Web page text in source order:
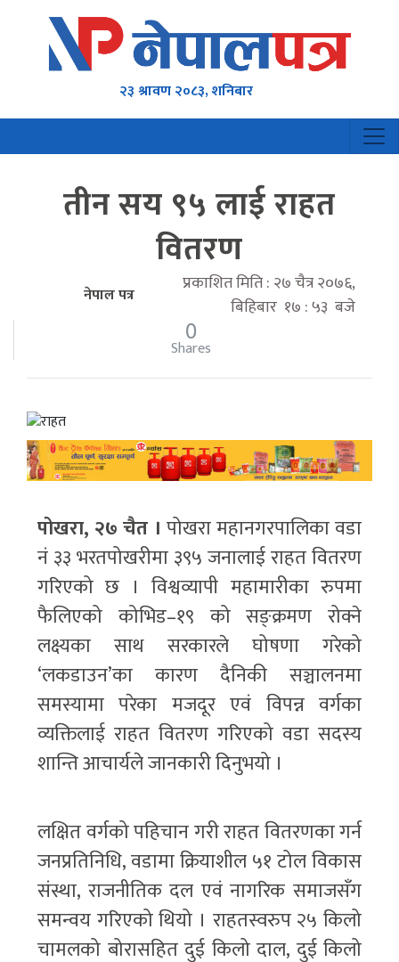
२३ श्रावण २०८३, शनिबार
तीन सय ९५ लाई राहत
वितरण
नेपाल पत्र
प्रकाशित मिति : २७ चैत्र २०७६,
बिहिबार १७ : ५३ बजे
0
Shares
पोखरा, २७ चैत । पोखरा महानगरपालिका वडा
नं ३३ भरतपोखरीमा ३९५ जनालाई राहत वितरण
गरिएको छ । विश्वव्यापी महामारीका रुपमा
फैलिएको कोभिड–१९ को सङ्क्रमण रोक्ने
लक्ष्यका साथ सरकारले घोषणा गरेको
‘लकडाउन’का कारण दैनिकी सञ्चालनमा
समस्यामा परेका मजदूर एवं विपन्न वर्गका
व्यक्तिलाई राहत वितरण गरिएको वडा सदस्य
शान्ति आचार्यले जानकारी दिनुभयो ।
लक्षित वर्गको पहिचान गरी राहत वितरणका गर्न
जनप्रतिनिधि, वडामा क्रियाशील ५१ टोल विकास
संस्था, राजनीतिक दल एवं नागरिक समाजसँग
समन्वय गरिएको थियो । राहतस्वरुप २५ किलो
चामलको बोरासहित दुई किलो दाल, दुई किलो